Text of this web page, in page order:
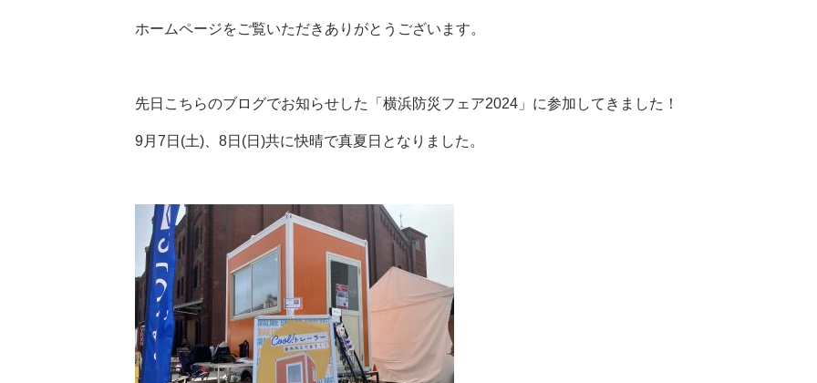
ホームページをご覧いただきありがとうございます。
先日こちらのブログでお知らせした「横浜防災フェア2024」に参加してきました！
9月7日(土)、8日(日)共に快晴で真夏日となりました。